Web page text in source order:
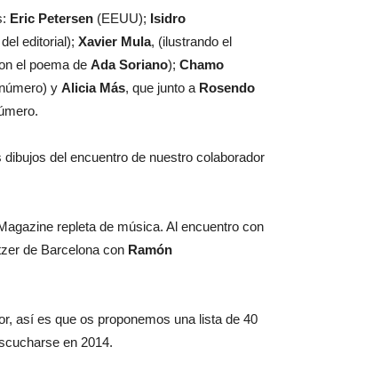
Eric Petersen (EEUU); Isidro
editorial); Xavier Mula, (ilustrando el
el poema de Ada Soriano); Chamo
y Alicia Más, que junto a Rosendo
del encuentro de nuestro colaborador
repleta de música. Al encuentro con
de Barcelona con Ramón
así es que os proponemos una lista de 40
en 2014.